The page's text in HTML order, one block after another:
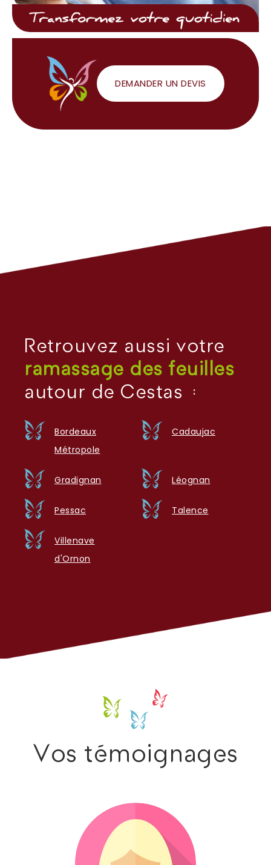
DEMANDER UN DEVIS
Retrouvez aussi votre
ramassage des feuilles
autour de Cestas :
Bordeaux
Métropole
Cadaujac
Gradignan Léognan
Pessac Talence
Villenave
d'Ornon
Vos témoignages